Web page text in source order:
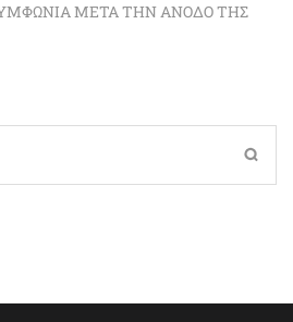
ΜΕΤΆ ΤΗΝ ΆΝΟΔΟ ΤΗΣ